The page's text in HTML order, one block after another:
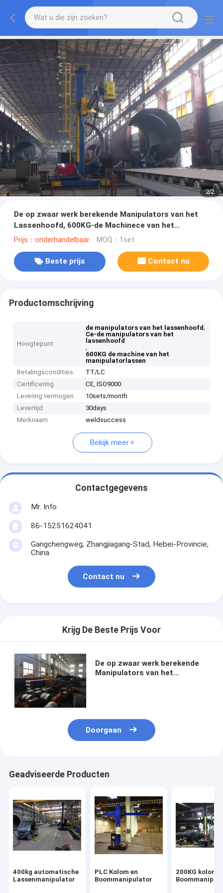
2/2
De op zwaar werk berekende Manipulators van het
Lassenhoofd, 600KG-de Machinece van het
Manipulatorlassen
Prijs：onderhandelbaar MOQ：1set
Beste prijs Contact nu
Productomschrijving
Hoogtepunt
de manipulators van het lassenhoofd,
Ce-de manipulators van het
lassenhoofd
,
600KG de machine van het
manipulatorlassen
Betalingscondities
TT/LC
Certificering
CE, ISO9000
Levering vermogen
10sets/month
Levertijd
30days
Merknaam
weldsuccess
Bekijk meer
Contactgegevens
Mr. Info
86-15251624041
Gangchengweg, Zhangjiagang-Stad, Hebei-Provincie,
China
Contact nu
Krijg De Beste Prijs Voor
De op zwaar werk berekende
Manipulators van het
Doorgaan
Geadviseerde Producten
400kg automatische
Lassenmanipulator
PLC Kolom en
Boommanipulator
200KG kolom